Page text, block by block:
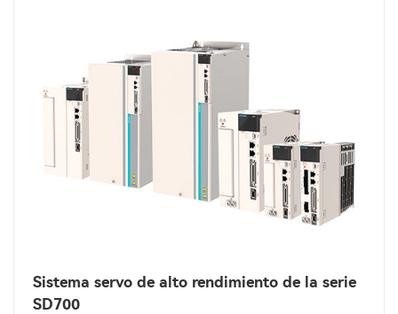
Sistema servo de alto rendimiento de la serie
SD700